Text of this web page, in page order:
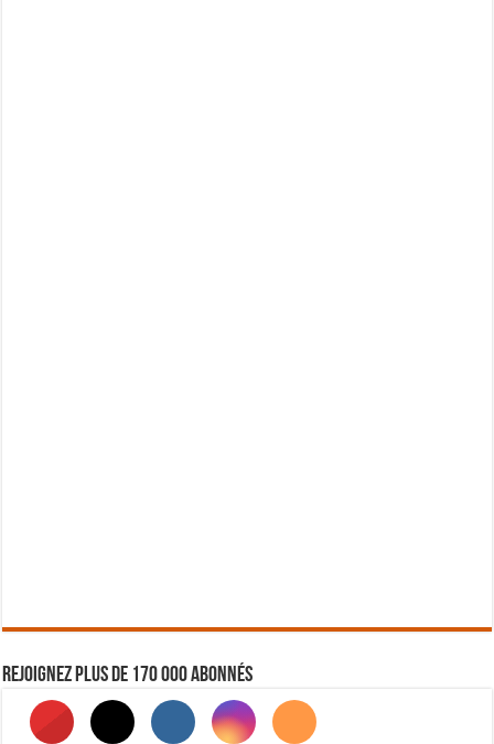
Rejoignez plus de 170 000 abonnés